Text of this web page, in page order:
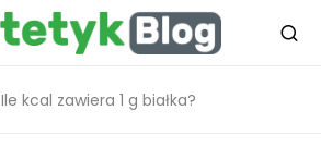
Ile kcal zawiera 1 g białka?